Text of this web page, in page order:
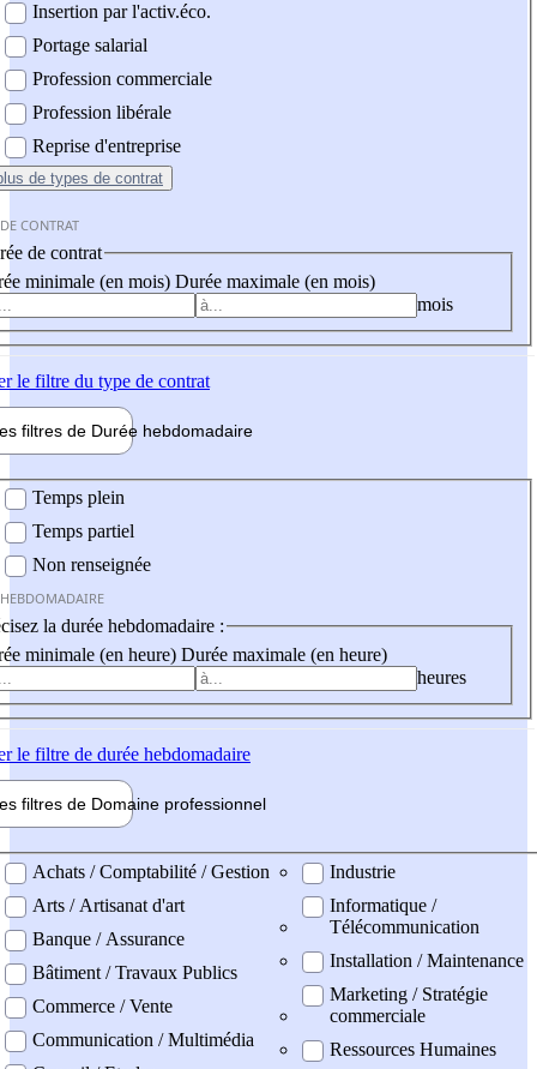
Insertion par l'activ.éco.
Portage salarial
Profession commerciale
Profession libérale
Reprise d'entreprise
de types de contrat
CONTRAT
de contrat
minimale (en mois) Durée maximale (en mois)
mois
le filtre du type de contrat
filtres de Durée hebdomadaire
Temps plein
Temps partiel
Non renseignée
la durée hebdomadaire :
minimale (en heure) Durée maximale (en heure)
heures
le filtre de durée hebdomadaire
filtres de Domaine professionnel
professionel
Achats / Comptabilité / Gestion
Arts / Artisanat d'art
Banque / Assurance
Bâtiment / Travaux Publics
Commerce / Vente
Communication / Multimédia
Industrie
Informatique /
Télécommunication
Installation / Maintenance
Marketing / Stratégie
commerciale
Ressources Humaines